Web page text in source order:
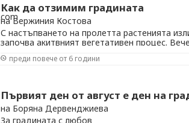
Как да отзимим градината
на Вeржиния Костова
С настъпването на пролетта растенията
започва акитвният вегетативен процес.
Първата стъпка след като мине времето на
преди повече от 6 години
Първият ден от август е ден на
на Боряна Дервенджиева
За градината с любов